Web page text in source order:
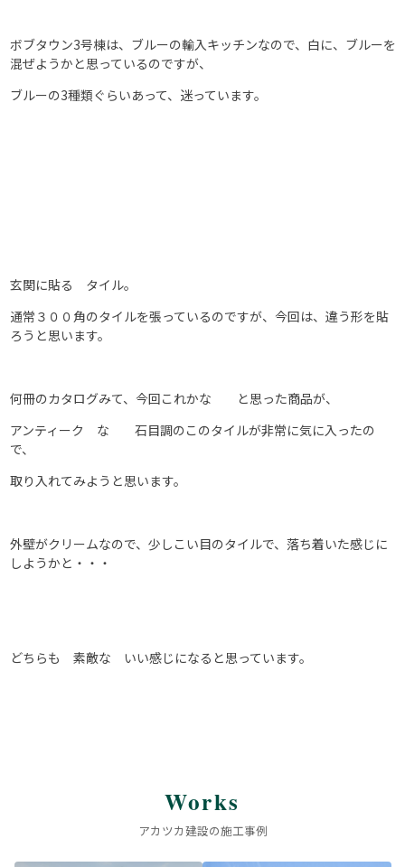
ボブタウン3号棟は、ブルーの輸入キッチンなので、白に、ブルーを
混ぜようかと思っているのですが、
ブルーの3種類ぐらいあって、迷っています。
玄関に貼る タイル。
通常３００角のタイルを張っているのですが、今回は、違う形を貼
ろうと思います。
何冊のカタログみて、今回これかな と思った商品が、
アンティーク な 石目調のこのタイルが非常に気に入ったの
で、
取り入れてみようと思います。
外壁がクリームなので、少しこい目のタイルで、落ち着いた感じに
しようかと・・・
どちらも 素敵な いい感じになると思っています。
Works
アカツカ建設の施工事例